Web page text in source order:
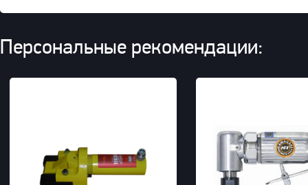
Персональные рекомендации: